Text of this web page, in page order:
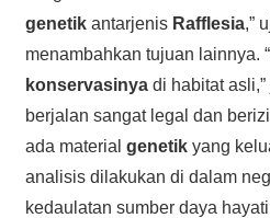
genetikantarjenis Rafflesia,”
menambahkan tujuan lainnya.
konservasinyadi habitat
berjalan sangat legal dan
ada material genetikyang
analisis dilakukan di dalam
kedaulatan sumber daya